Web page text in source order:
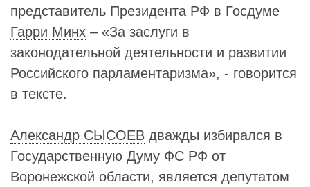
представитель Президента РФ в Госдуме
Гарри Минх – «За заслуги в
законодательной деятельности и развитии
Российского парламентаризма», - говорится
в тексте.
Александр СЫСОЕВ дважды избирался в
Государственную Думу ФС РФ от
Воронежской области, является депутатом